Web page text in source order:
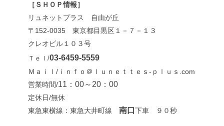
［ＳＨＯＰ情報］
リュネットプラス 自由が丘
〒152-0035 東京都目黒区１－７－１３
クレオビル１０３号
Ｔｅｌ/03-6459-5559
Ｍａｉｌ/ｉｎｆｏ＠ｌｕｎｅｔｔｅｓ-ｐｌｕｓ.com
営業時間/11：00～20：00
定休日/無休
東急東横線：東急大井町線 南口 下車 ９０秒